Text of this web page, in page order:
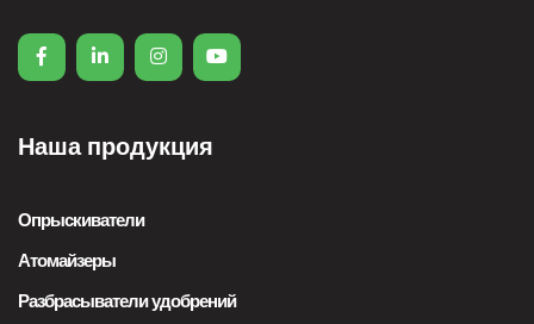
Наша продукция
Опрыскиватели
Атомайзеры
Разбрасыватели удобрений